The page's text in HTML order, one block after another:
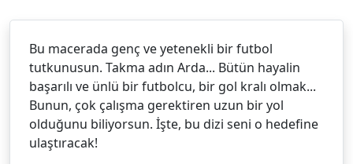
Bu macerada genç ve yetenekli bir futbol
tutkunusun. Takma adın Arda... Bütün hayalin
başarılı ve ünlü bir futbolcu, bir gol kralı olmak...
Bunun, çok çalışma gerektiren uzun bir yol
olduğunu biliyorsun. İşte, bu dizi seni o hedefine
ulaştıracak!